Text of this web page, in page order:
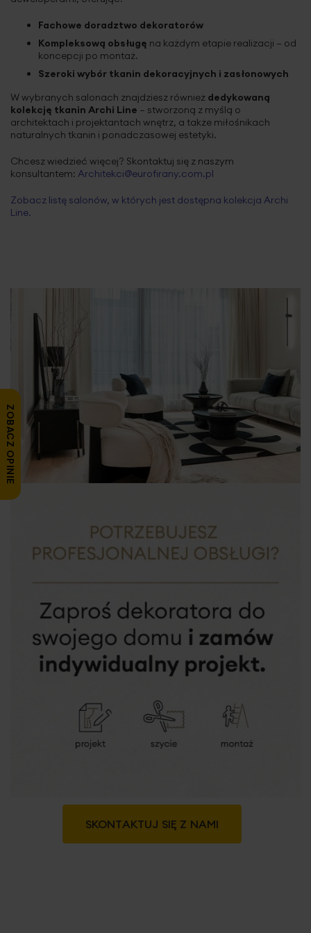
Ul. Legionów 12/4a, 38-300 Gorlice
Salon Gorzów Wielkopolski Galeria Askana
tel. +48 519 543 969
Salon Inowrocław
Ul. Królowej Jadwigi 26, 88-100 Inowrocław
tel. +48 515 161 079
Ul. Jana Michejdy 3, 58-560 Jelenia Góra
tel. +48 757 535 212
Salon Kalisz Salon Meblowy KLER
Salon Katowice CH Agata
tel. +48 519 543 951
Salon Konin
Ul. Szarych Szeregów 2G, 62-500 Konin
tel. +48 519 543 961
Sklep Partnerski Koszalin
Szczecińska 5, 75-120 Koszalin
tel. +48 519 333 105
Salon Kraków Bonarka City Center
Salon Kraków M1
Al. Pokoju 67, 31-564 Kraków
tel. +48 519 543 956
Sklep Partnerski Krosno
tel. +48 504 709 323
Sklep Partnerski Kędzierzyn Koźle
Aleja Jana Pawła II 27a, stoisko 116-119, 47-220
Kędzierzyn Koźle
tel. +48 519 543 973
Salon Limanowa
Ul. Jana Pawła II 9A, 34-600 Limanowa
tel. +48 515 161 074
Ul. Fijałkowskiego 40, 32-400 Myślenice
Fachowe doradztwo dekoratorów
Kompleksową obsługę na każdym etapie realizacji – od
koncepcji po montaż.
Szeroki wybór tkanin dekoracyjnych i zasłonowych
W wybranych salonach znajdziesz również dedykowaną
kolekcję tkanin Archi Line – stworzoną z myślą o
architektach i projektantach wnętrz, a także miłośnikach
naturalnych tkanin i ponadczasowej estetyki.
Chcesz wiedzieć więcej? Skontaktuj się z naszym
konsultantem: Architekci@eurofirany.com.pl
Zobacz listę salonów, w których jest dostępna kolekcja Archi
Line.
SKONTAKTUJ SIĘ Z NAMI
ZOBACZ OPINIE